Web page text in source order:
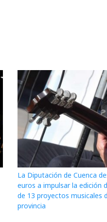
La Diputación de Cuenca
euros a impulsar la edición
de 13 proyectos musicales
provincia